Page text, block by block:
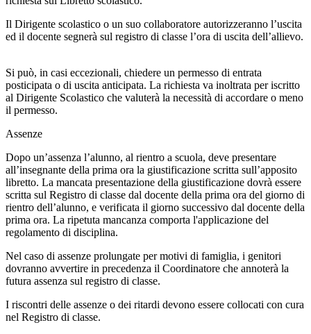
Il Dirigente scolastico o un suo collaboratore autorizzeranno l’uscita
ed il docente segnerà sul registro di classe l’ora di uscita dell’allievo.
Si può, in casi eccezionali, chiedere un permesso di entrata
posticipata o di uscita anticipata. La richiesta va inoltrata per iscritto
al Dirigente Scolastico che valuterà la necessità di accordare o meno
il permesso.
Assenze
Dopo un’assenza l’alunno, al rientro a scuola, deve presentare
all’insegnante della prima ora la giustificazione scritta sull’apposito
libretto. La mancata presentazione della giustificazione dovrà essere
scritta sul Registro di classe dal docente della prima ora del giorno di
rientro dell’alunno, e verificata il giorno successivo dal docente della
prima ora. La ripetuta mancanza comporta l'applicazione del
regolamento di disciplina.
Nel caso di assenze prolungate per motivi di famiglia, i genitori
dovranno avvertire in precedenza il Coordinatore che annoterà la
futura assenza sul registro di classe.
I riscontri delle assenze o dei ritardi devono essere collocati con cura
nel Registro di classe.